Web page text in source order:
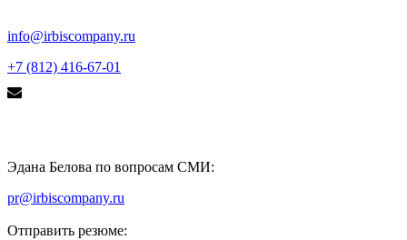
info@irbiscompany.ru
+7 (812) 416-67-01
Эдана Белова по вопросам СМИ:
pr@irbiscompany.ru
Отправить резюме: